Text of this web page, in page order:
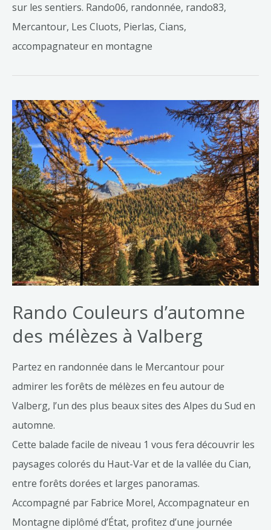
sur les sentiers. Rando06, randonnée, rando83,
Mercantour, Les Cluots, Pierlas, Cians,
accompagnateur en montagne
Rando Couleurs d’automne
des mélèzes à Valberg
Partez en randonnée dans le Mercantour pour
admirer les forêts de mélèzes en feu autour de
Valberg, l’un des plus beaux sites des Alpes du Sud en
automne.
Cette balade facile de niveau 1 vous fera découvrir les
paysages colorés du Haut-Var et de la vallée du Cian,
entre forêts dorées et larges panoramas.
Accompagné par Fabrice Morel, Accompagnateur en
Montagne diplômé d’État, profitez d’une journée